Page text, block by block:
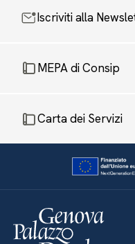
Iscriviti alla
MEPA di Consip
Carta dei Servizi